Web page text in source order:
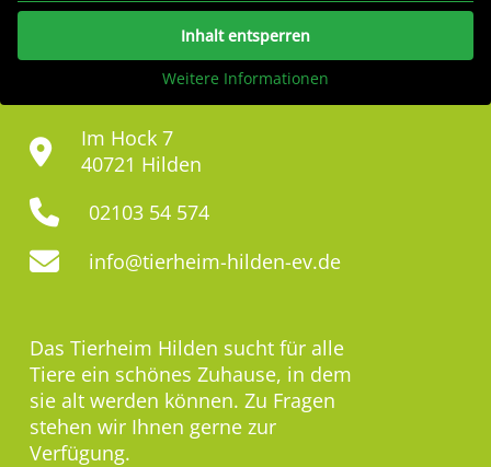
Inhalt entsperren
Weitere Informationen
Im Hock 7
40721 Hilden
02103 54 574
info@tierheim-hilden-ev.de
Das Tierheim Hilden sucht für alle
Tiere ein schönes Zuhause, in dem
sie alt werden können. Zu Fragen
stehen wir Ihnen gerne zur
Verfügung.